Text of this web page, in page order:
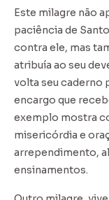
Este milagre não
paciência de
contra ele, mas
atribuía ao seu
volta seu caderno
encargo que
exemplo mostra
misericórdia e
arrependimento,
ensinamentos.